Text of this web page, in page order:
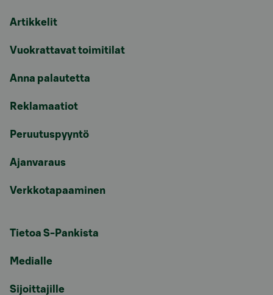
Artikkelit
Vuokrattavat toimitilat
Anna palautetta
Reklamaatiot
Peruutuspyyntö
Ajanvaraus
Verkkotapaaminen
Tietoa S-Pankista
Medialle
Sijoittajille